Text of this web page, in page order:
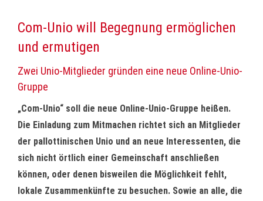
Com-Unio will Begegnung ermöglichen
und ermutigen
Zwei Unio-Mitglieder gründen eine neue Online-Unio-
Gruppe
„Com-Unio“ soll die neue Online-Unio-Gruppe heißen.
Die Einladung zum Mitmachen richtet sich an Mitglieder
der pallottinischen Unio und an neue Interessenten, die
sich nicht örtlich einer Gemeinschaft anschließen
können, oder denen bisweilen die Möglichkeit fehlt,
lokale Zusammenkünfte zu besuchen. Sowie an alle, die